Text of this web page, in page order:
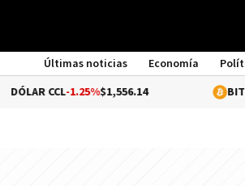
Últimas noticias Economía
-1.25%$1,556.14 0.07%